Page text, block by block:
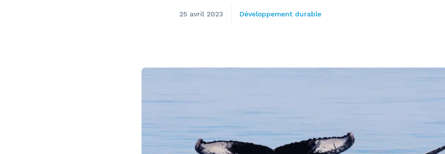
Croisières entre Montréal, Québec et
Tadoussac
Croisière de Noël
25 avril 2023 Développement durable